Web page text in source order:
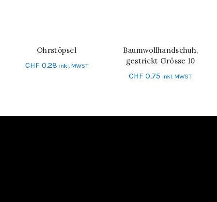
IN DEN WARENKORB
Ohrstöpsel
CHF 0.28 inkl. MWST
IN DEN WARENKORB
Baumwollhandschuh,
gestrickt Grösse 10
CHF 0.75 inkl. MWST